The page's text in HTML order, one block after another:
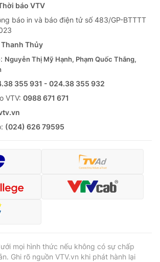
báo VTV
báo in và báo điện tử số 483/GP-BTTTT
Thủy
Nguyễn Thị Mỹ Hạnh, Phạm Quốc Thắng,
355 931 - 024.38 355 932
VTV: 0988 671 671
(024) 626 79595
mọi hình thức nếu không có sự chấp
Ghi rõ nguồn VTV.vn khi phát hành lại